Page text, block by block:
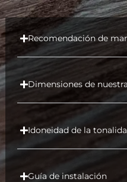
Recomendación de
Dimensiones de
Idoneidad de la
Guía de instalación